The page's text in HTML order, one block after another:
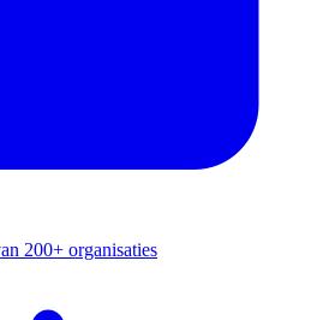
200+ organisaties